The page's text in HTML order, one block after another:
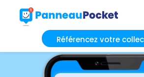
Référencez votre